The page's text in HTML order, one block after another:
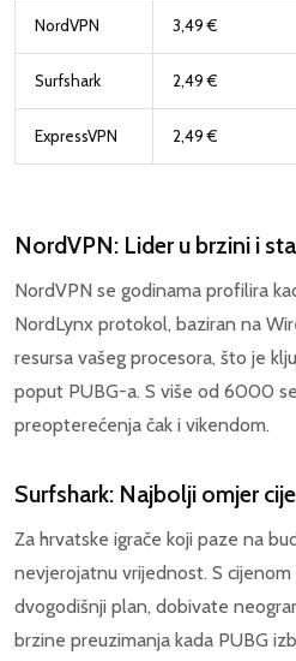
NordVPN 3,49 €
Surfshark 2,49 €
ExpressVPN 2,49 €
NordVPN: Lider u brzini i
NordVPN se godinama profilira
NordLynx protokol, baziran na
resursa vašeg procesora, što je
poput PUBG-a. S više od 6000
preopterećenja čak i vikendom.
Surfshark: Najbolji omjer
Za hrvatske igrače koji paze na
nevjerojatnu vrijednost. S
dvogodišnji plan, dobivate
brzine preuzimanja kada PUBG